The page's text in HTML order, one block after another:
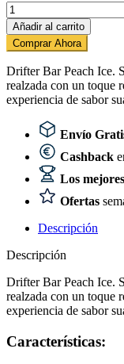
Drifter
-
Peach
Ice
24
ml
(Longfill)
cantidad
Añadir al carrito
Comprar Ahora
Drifter Bar Peach Ice.
realzada con un toque
experiencia de sabor
Envío
Cashback
Los mejores
Ofertas
Descripción
Descripción
Drifter Bar Peach Ice.
realzada con un toque
experiencia de sabor
Características: